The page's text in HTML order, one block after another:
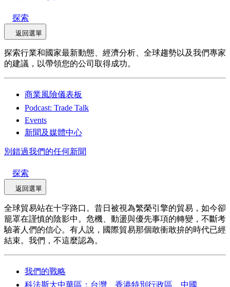
探索
返回選單
探索行業和國家最新動態、經濟分析、全球趨勢以及我們專家
的建議，以帶領您的公司取得成功。
商業風險儀表板
Podcast: Trade Talk
Events
新聞及媒體中心
別錯過我們的任何新聞
探索
返回選單
全球貿易站在十字路口。昔日被視為繁榮引擎的貿易，如今卻
籠罩在謹慎的陰影中。危機、動盪與優先事項的轉變，不斷考
驗著人們的信心。有人說，國際貿易那個敢衝敢拚的時代已經
結束。我們，不這麼認為。
我們的戰略
科法斯大中華區：台灣、香港特別行政區、中國